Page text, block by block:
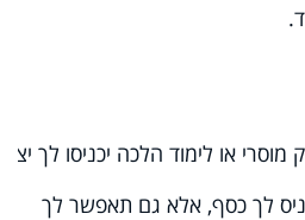
או לימוד הלכה יכניסו לך
לך כסף, אלא גם תאפשר לך